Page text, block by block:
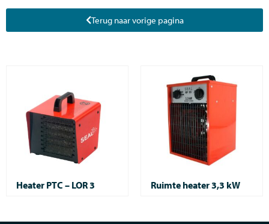
Terug naar vorige pagina
Heater PTC – LOR 3 Ruimte heater 3,3 kW